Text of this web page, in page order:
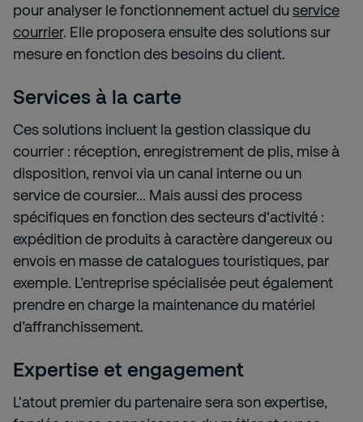
pour analyser le fonctionnement actuel duservice
courrier. Elle proposera ensuite des solutions sur
mesure en fonction des besoins du client.
Services à la carte
Ces solutions incluent la gestion classique du
courrier : réception, enregistrement de plis, mise à
disposition, renvoi via un canal interne ou un
service de coursier... Mais aussi des process
spécifiques en fonction des secteurs d'activité :
expédition de produits à caractère dangereux ou
envois en masse de catalogues touristiques, par
exemple. L’entreprise spécialisée peut également
prendre en charge la maintenance du matériel
d’affranchissement.
Expertise et engagement
L'atout premier du partenaire sera son expertise,